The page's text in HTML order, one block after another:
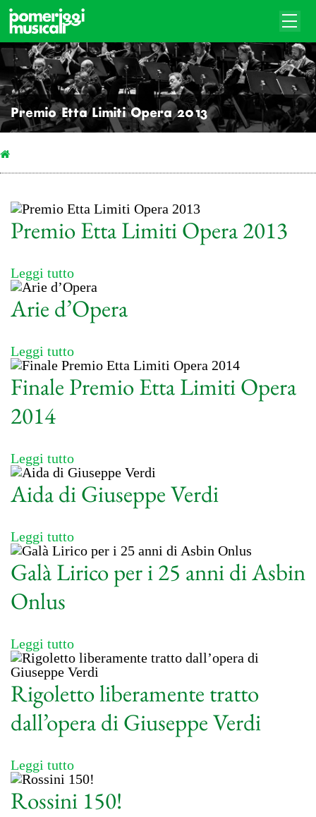
Premio Etta Limiti Opera 2013
Premio Etta Limiti Opera 2013
Leggi tutto
Arie d’Opera
Leggi tutto
Finale Premio Etta Limiti Opera
2014
Leggi tutto
Aida di Giuseppe Verdi
Leggi tutto
Galà Lirico per i 25 anni di Asbin
Onlus
Leggi tutto
Rigoletto liberamente tratto
dall’opera di Giuseppe Verdi
Leggi tutto
Rossini 150!